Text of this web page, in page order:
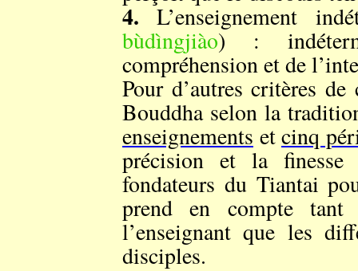
4. L’enseignement
bùdìngjiào) :
compréhension et de
Pour d’autres critères de
Bouddha selon la
enseignements etcinq
précision et la finesse
fondateurs du Tiantai
prend en compte tant
l’enseignant que les
disciples.